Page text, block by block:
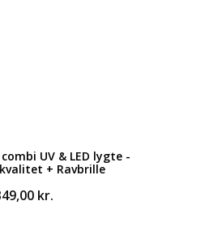
UV & LED lygte -
+ Ravbrille
kr.